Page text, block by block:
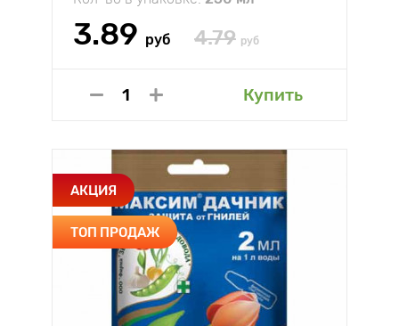
3.89 руб 4.79 руб
Купить
АКЦИЯ
ТОП ПРОДАЖ